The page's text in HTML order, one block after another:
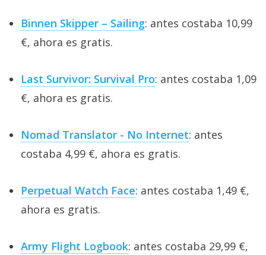
Binnen Skipper – Sailing: antes costaba 10,99
€, ahora es gratis.
Last Survivor: Survival Pro: antes costaba 1,09
€, ahora es gratis.
Nomad Translator - No Internet: antes
costaba 4,99 €, ahora es gratis.
Perpetual Watch Face: antes costaba 1,49 €,
ahora es gratis.
Army Flight Logbook: antes costaba 29,99 €,